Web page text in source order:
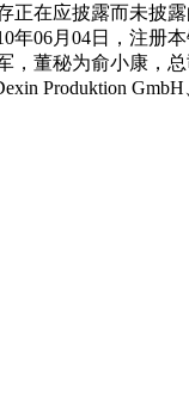
在应披露而未披
06月04日，注册
董秘为俞小康，
Produktion